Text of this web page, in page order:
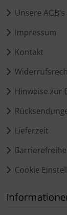
Unsere AGB's
Impressum
Kontakt
Hinweise zur
Lieferzeit
Cookie